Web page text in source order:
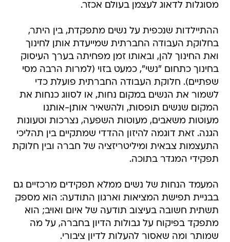
מסוגלות לדאוג לעצמן בעולם אכזר.
ההתיילדות שנכפית על נשים מתפקדת, בין היתר,
בחלוקת העבודה החברתית שמייעדת אותן לחינוך
ואת החינוך להן, ובאותו זמן מפחיתה בערך העיסוק
בחינוך כתחום "נשי", כמעט בזוי (למרות הרבה מסי
שפתיים). חלוקת העבודה החברתית פועלת כדי
לשמור את הנשים במקום נחות, או לסווג כנחות את
המקום שנשים תופסות, ולהשאיר אותן-אותנו
מעוטות משאבים, מעוטות השפעה, נצרכות וטעונות
הגנה. זאת דוגמה להיזון ההדדי שמתקיים בין תהליכי
התעצמות צבאית ומיליטריזציה של חברה ובין חלוקת
תפקידי המגדר בתוכה.
המעמד הנחות של נשים ממלא תפקידים מרכזיים גם
בבניית תפישת המציאות וארגון התודעה: הוא מספק
תשתית חשובה בעיצוב תודעה של איום ואויב; הוא
מתפקד בפיקוח על גבולות הדיון בחברה, על מה
שמותר ומה שאסור להעלות לדיון ציבורי.